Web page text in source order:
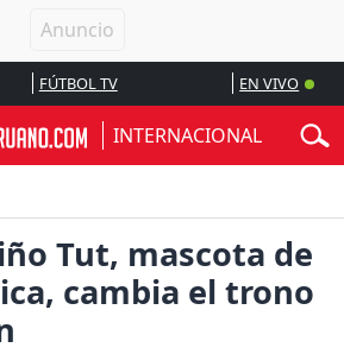
FÚTBOL TV EN VIVO
INTERNACIONAL
Tut, mascota de
cambia el trono